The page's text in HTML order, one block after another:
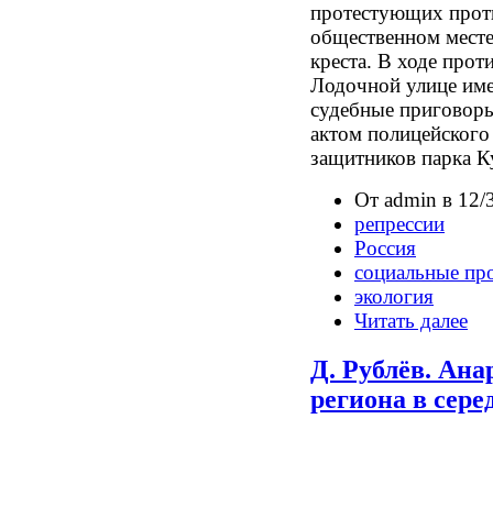
протестующих
общественном
креста. В ходе
Лодочной улице
судебные
актом
защитников парка
От admin в 12/
репрессии
Россия
социальные
экология
Читать далее
Д. Рублёв.
региона в